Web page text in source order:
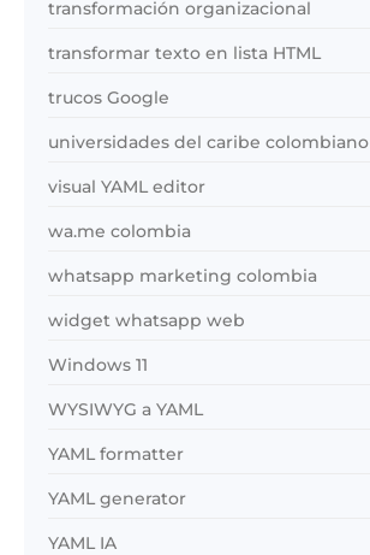
transformación organizacional
transformar texto en lista HTML
trucos Google
universidades del caribe colombiano
visual YAML editor
wa.me colombia
whatsapp marketing colombia
widget whatsapp web
Windows 11
WYSIWYG a YAML
YAML formatter
YAML generator
YAML IA